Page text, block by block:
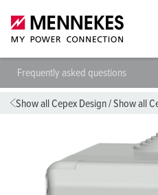
Frequently asked questions
Show all Cepex Design/Show all